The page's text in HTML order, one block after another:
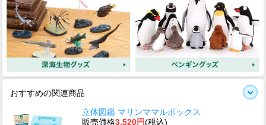
おすすめの関連商品
立体図鑑 マリンママルボックス
販売価格3,520円(税込)